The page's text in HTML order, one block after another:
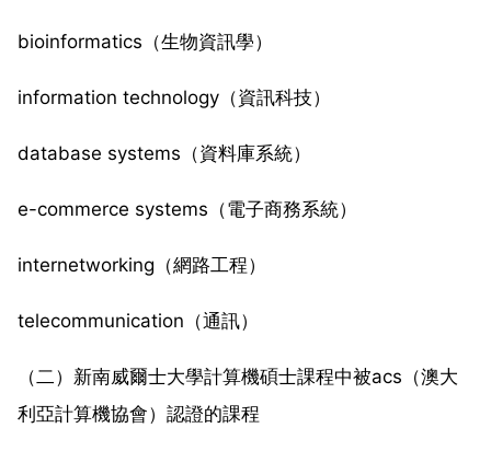
bioinformatics（生物資訊學）
information technology（資訊科技）
database systems（資料庫系統）
e-commerce systems（電子商務系統）
internetworking（網路工程）
telecommunication（通訊）
（二）新南威爾士大學計算機碩士課程中被acs（澳大
利亞計算機協會）認證的課程